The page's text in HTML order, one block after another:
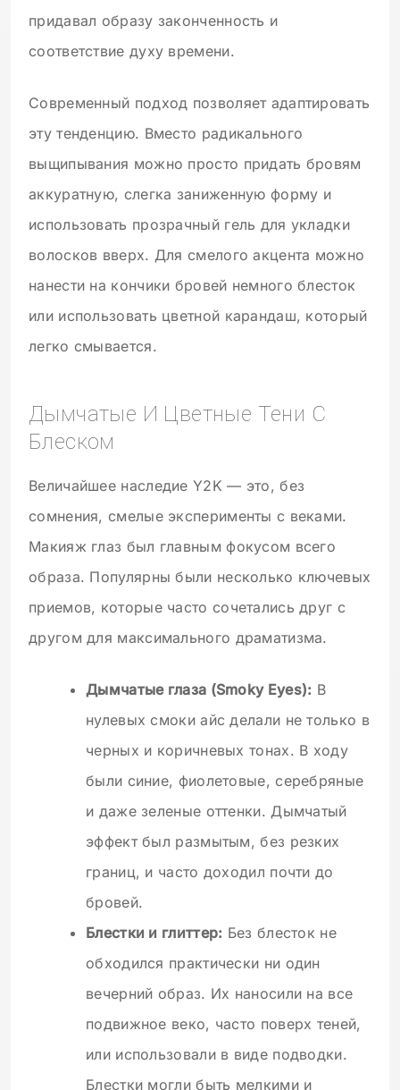
придавал образу законченность и
соответствие духу времени.
Современный подход позволяет адаптировать
эту тенденцию. Вместо радикального
выщипывания можно просто придать бровям
аккуратную, слегка заниженную форму и
использовать прозрачный гель для укладки
волосков вверх. Для смелого акцента можно
нанести на кончики бровей немного блесток
или использовать цветной карандаш, который
легко смывается.
Дымчатые И Цветные Тени С
Блеском
Величайшее наследие Y2K — это, без
сомнения, смелые эксперименты с веками.
Макияж глаз был главным фокусом всего
образа. Популярны были несколько ключевых
приемов, которые часто сочетались друг с
другом для максимального драматизма.
Дымчатые глаза (Smoky Eyes): В
нулевых смоки айс делали не только в
черных и коричневых тонах. В ходу
были синие, фиолетовые, серебряные
и даже зеленые оттенки. Дымчатый
эффект был размытым, без резких
границ, и часто доходил почти до
бровей.
Блестки и глиттер: Без блесток не
обходился практически ни один
вечерний образ. Их наносили на все
подвижное веко, часто поверх теней,
или использовали в виде подводки.
Блестки могли быть мелкими и